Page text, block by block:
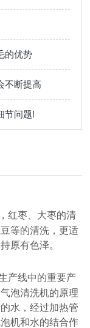
的优势
不断提高
节问题!
红枣、大枣的清
等的清洗，更适
原有色泽。
产线中的重要产
泡清洗机的原理
水，经过加热管
机和水的结合作